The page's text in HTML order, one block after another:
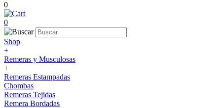
0
0
Shop
+
Remeras y Musculosas
+
Remeras Estampadas
Chombas
Remeras Tejidas
Remera Bordadas